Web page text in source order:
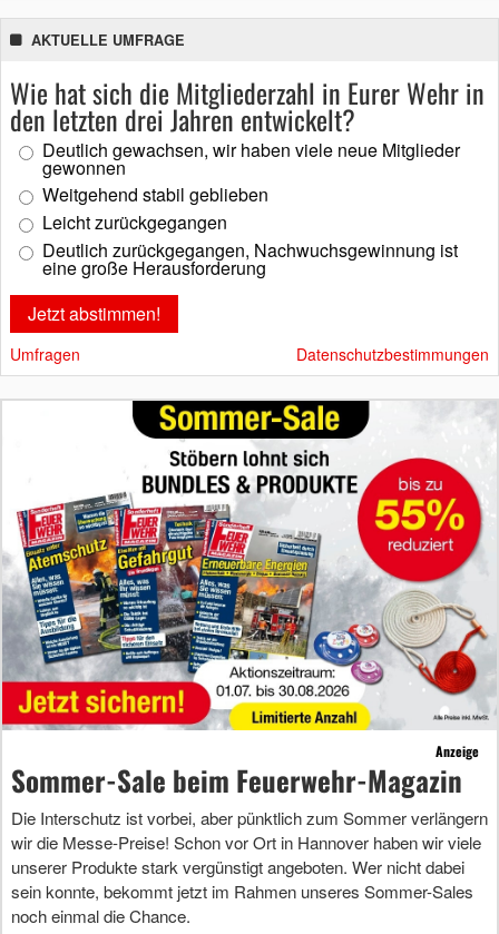
AKTUELLE UMFRAGE
Wie hat sich die Mitgliederzahl in Eurer Wehr in
den letzten drei Jahren entwickelt?
Deutlich gewachsen, wir haben viele neue Mitglieder
gewonnen
Weitgehend stabil geblieben
Leicht zurückgegangen
Deutlich zurückgegangen, Nachwuchsgewinnung ist
eine große Herausforderung
Umfragen Datenschutzbestimmungen
Anzeige
Sommer-Sale beim Feuerwehr-Magazin
Die Interschutz ist vorbei, aber pünktlich zum Sommer verlängern
wir die Messe-Preise! Schon vor Ort in Hannover haben wir viele
unserer Produkte stark vergünstigt angeboten. Wer nicht dabei
sein konnte, bekommt jetzt im Rahmen unseres Sommer-Sales
noch einmal die Chance.